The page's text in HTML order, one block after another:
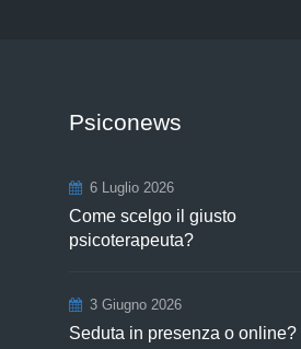
Psiconews
6 Luglio 2026
Come scelgo il giusto
psicoterapeuta?
3 Giugno 2026
Seduta in presenza o online?